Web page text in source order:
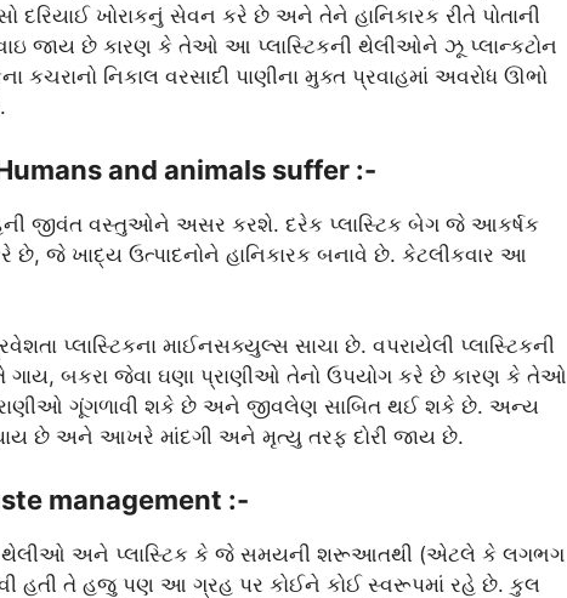
દરિયાઈ ખોરાકનું સેવન કરે છે અને તેને હાનિકારક રીતે પોતાની
જાય છે કારણ કે તેઓ આ પ્લાસ્ટિકની થેલીઓને ઝૂ પ્લાન્કટોન
કચરાનો નિકાલ વરસાદી પાણીના મુક્ત પ્રવાહમાં અવરોધ ઊભો
and animals suffer :-
જીવંત વસ્તુઓને અસર કરશે. દરેક પ્લાસ્ટિક બેગ જે આકર્ષક
છે, જે ખાદ્ય ઉત્પાદનોને હાનિકારક બનાવે છે. કેટલીકવાર આ
પ્લાસ્ટિકના માઈનસક્યુલ્સ સાચા છે. વપરાયેલી પ્લાસ્ટિકની
બકરા જેવા ઘણા પ્રાણીઓ તેનો ઉપયોગ કરે છે કારણ કે તેઓ
ગૂંગળાવી શકે છે અને જીવલેણ સાબિત થઈ શકે છે. અન્ય
થાય છે અને આખરે માંદગી અને મૃત્યુ તરફ દોરી જાય છે.
management :-
થેલીઓ અને પ્લાસ્ટિક કે જે સમયની શરૂઆતથી (એટલે ​​​​કે લગભગ
આવી હતી તે હજુ પણ આ ગ્રહ પર કોઈને કોઈ સ્વરૂપમાં રહે છે. કુલ